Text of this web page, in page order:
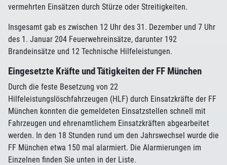
vermehrten Einsätzen durch Stürze oder Streitigkeiten.
Insgesamt gab es zwischen 12 Uhr des 31. Dezember und 7 Uhr
des 1. Januar 204 Feuerwehreinsätze, darunter 192
Brandeinsätze und 12 Technische Hilfeleistungen.
Eingesetzte Kräfte und Tätigkeiten der FF München
Durch die feste Besetzung von 22
Hilfeleistungslöschfahrzeugen (HLF) durch Einsatzkräfte der FF
München konnten die gemeldeten Einsatzstellen schnell mit
Fahrzeugen und ehrenamtlichem Einsatzkräften abgearbeitet
werden. In den 18 Stunden rund um den Jahrswechsel wurde die
FF München etwa 150 mal alarmiert. Die Alarmierungen im
Einzelnen finden Sie unten in der Liste.